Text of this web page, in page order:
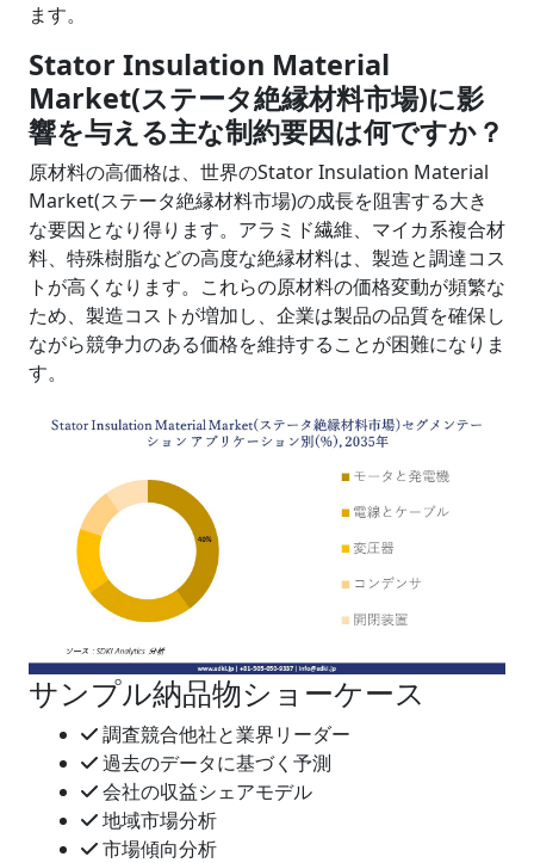
ます。
Stator Insulation Material
Market(ステータ絶縁材料市場)に影
響を与える主な制約要因は何ですか？
原材料の高価格は、世界のStator Insulation Material
Market(ステータ絶縁材料市場)の成長を阻害する大き
な要因となり得ります。アラミド繊維、マイカ系複合材
料、特殊樹脂などの高度な絶縁材料は、製造と調達コス
トが高くなります。これらの原材料の価格変動が頻繁な
ため、製造コストが増加し、企業は製品の品質を確保し
ながら競争力のある価格を維持することが困難になりま
す。
サンプル納品物ショーケース
調査競合他社と業界リーダー
過去のデータに基づく予測
会社の収益シェアモデル
地域市場分析
市場傾向分析